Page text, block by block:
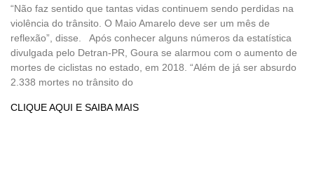
“Não faz sentido que tantas vidas continuem sendo perdidas na
violência do trânsito. O Maio Amarelo deve ser um mês de
reflexão”, disse. Após conhecer alguns números da estatística
divulgada pelo Detran-PR, Goura se alarmou com o aumento de
mortes de ciclistas no estado, em 2018. “Além de já ser absurdo
2.338 mortes no trânsito do
CLIQUE AQUI E SAIBA MAIS